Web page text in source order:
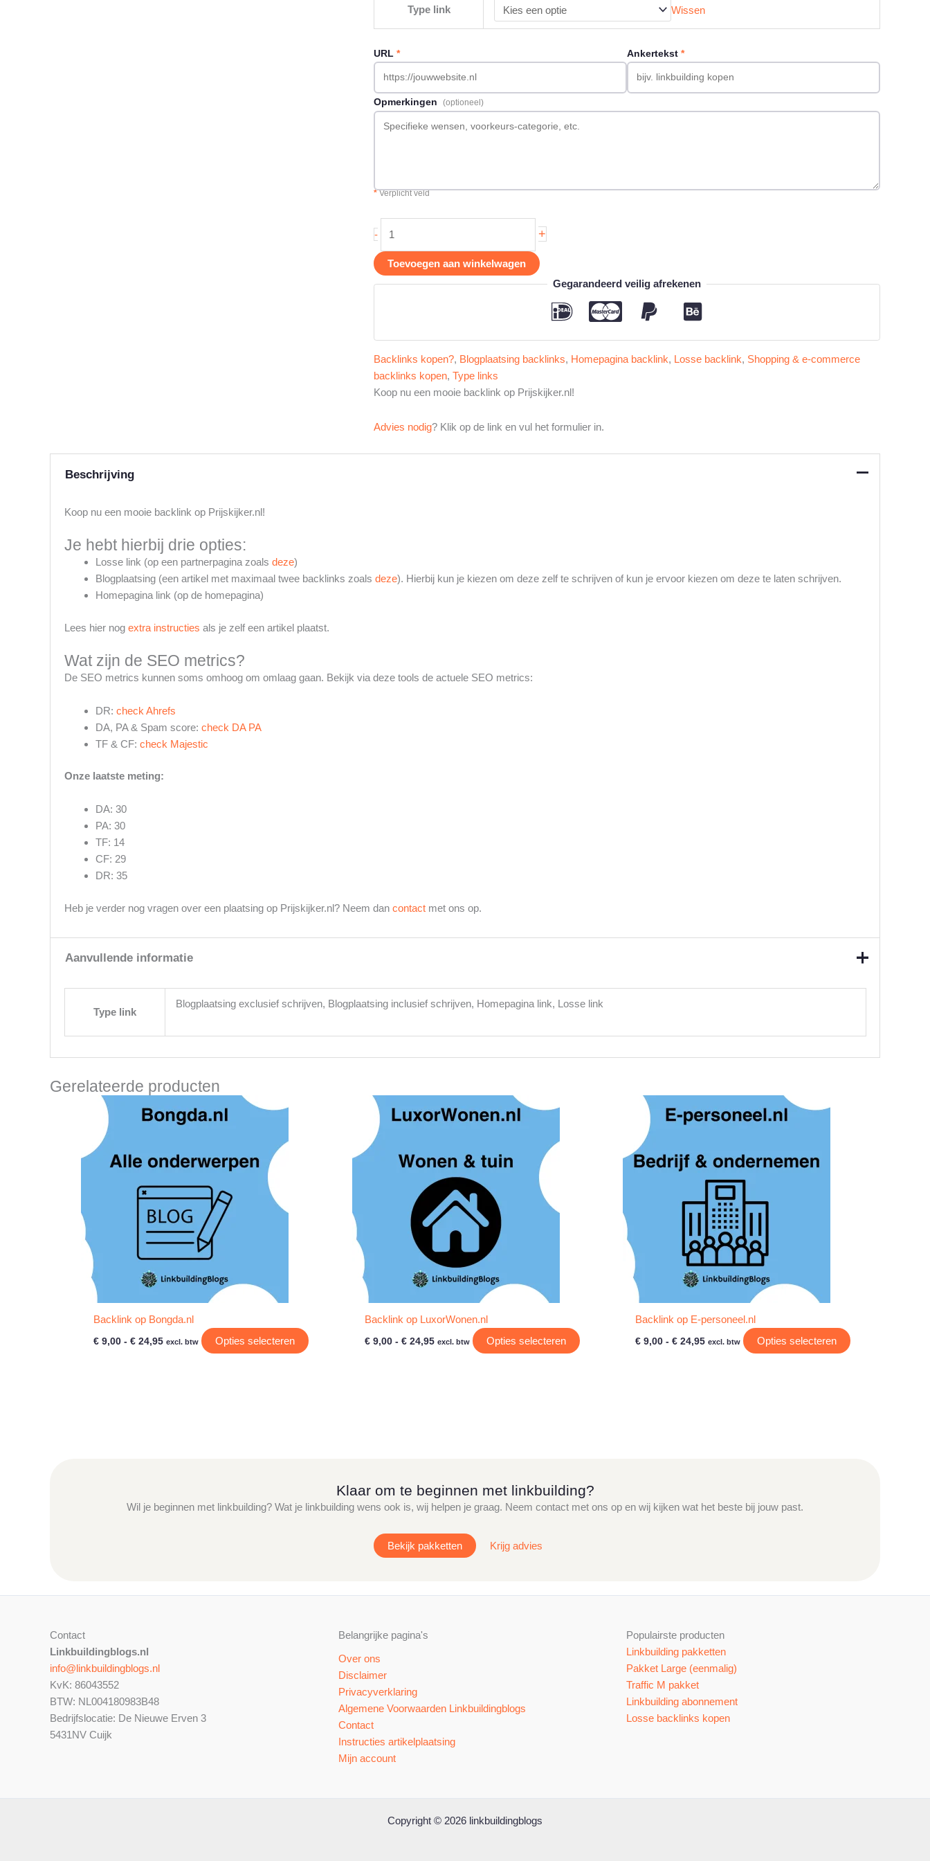
Type link Wissen
URL * Ankertekst *
Opmerkingen (optioneel)
*Verplicht veld
-
op
Prijskijker.nl
aantal
+
Toevoegen aan winkelwagen
Gegarandeerd veilig afrekenen
Backlinks kopen?, Blogplaatsing backlinks, Homepagina backlink, Losse backlink, Shopping & e-commerce
backlinks kopen, Type links
Koop nu een mooie backlink op Prijskijker.nl!
Advies nodig? Klik op de link en vul het formulier in.
Beschrijving
Koop nu een mooie backlink op Prijskijker.nl!
Je hebt hierbij drie opties:
Losse link (op een partnerpagina zoals deze)
Blogplaatsing (een artikel met maximaal twee backlinks zoals deze). Hierbij kun je kiezen om deze zelf te schrijven of kun je ervoor kiezen om deze te laten schrijven.
Homepagina link (op de homepagina)
Lees hier nog extra instructies als je zelf een artikel plaatst.
Wat zijn de SEO metrics?
De SEO metrics kunnen soms omhoog om omlaag gaan. Bekijk via deze tools de actuele SEO metrics:
DR: check Ahrefs
DA, PA & Spam score: check DA PA
TF & CF: check Majestic
Onze laatste meting:
DA: 30
PA: 30
TF: 14
CF: 29
DR: 35
Heb je verder nog vragen over een plaatsing op Prijskijker.nl? Neem dan contactmet ons op.
Aanvullende informatie
Type link
Blogplaatsing exclusief schrijven, Blogplaatsing inclusief schrijven, Homepagina link, Losse link
Gerelateerde producten
Backlink op Bongda.nl
€ 9,00 - € 24,95 Prijsklasse:
excl. btw Opties selecteren
Dit
worden
op
Backlink op LuxorWonen.nl
€9,00 - €24,95Prijsklasse:
excl. btw Opties selecteren
Dit
worden
op
Backlink op E-personeel.nl
€ 9,00 - € 24,95 Prijsklasse:
excl. btw Opties selecteren
Dit
Klaar om te beginnen met linkbuilding?
Wil je beginnen met linkbuilding? Wat je linkbuilding wens ook is, wij helpen je graag. Neem contact met ons op en wij kijken wat het beste bij jouw past.
Bekijk pakketten Krijg advies
Contact
Linkbuildingblogs.nl
info@linkbuildingblogs.nl
KvK: 86043552
BTW: NL004180983B48
Bedrijfslocatie: De Nieuwe Erven 3
5431NV Cuijk
Belangrijke pagina's
Over ons
Disclaimer
Privacyverklaring
Algemene Voorwaarden Linkbuildingblogs
Contact
Instructies artikelplaatsing
Mijn account
Populairste producten
Linkbuilding pakketten
Pakket Large (eenmalig)
Traffic M pakket
Linkbuilding abonnement
Losse backlinks kopen
Copyright © 2026 linkbuildingblogs